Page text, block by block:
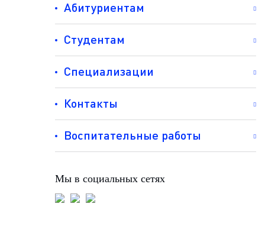
Абитуриентам
Студентам
Специализации
Контакты
Воспитательные работы
Мы в социальных сетях